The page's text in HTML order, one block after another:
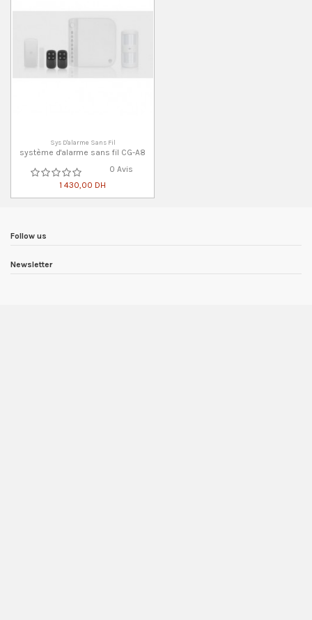
Sys D'alarme Sans Fil
système d'alarme sans fil CG-A8
0 Avis
1 430,00 DH
Follow us
Newsletter